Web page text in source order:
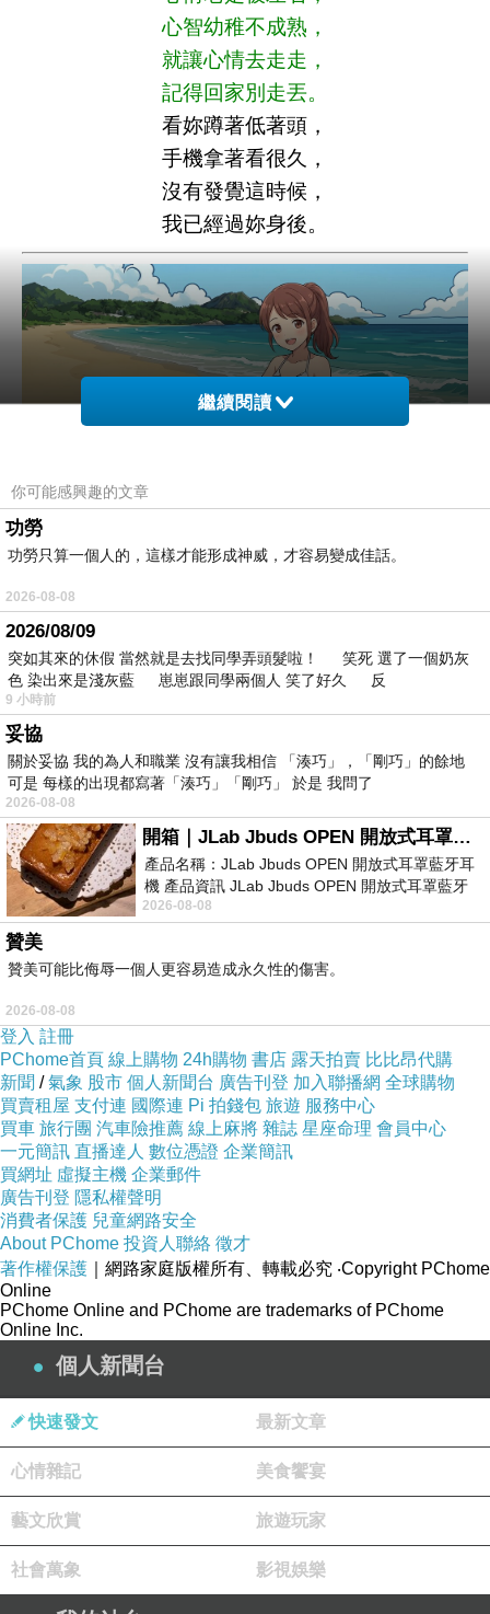
心智幼稚不成熟，
就讓心情去走走，
記得回家別走丟。
看妳蹲著低著頭，
手機拿著看很久，
沒有發覺這時候，
我已經過妳身後。
上一篇：希望
下一篇：我的陰暗面-醋意篇
繼續閱讀
你可能感興趣的文章
功勞
功勞只算一個人的，這樣才能形成神威，才容易變成佳話。
2026-08-08
2026/08/09
突如其來的休假 當然就是去找同學弄頭髮啦！ 笑死 選了一個奶灰
色 染出來是淺灰藍 崽崽跟同學兩個人 笑了好久 反
9 小時前
妥協
關於妥協 我的為人和職業 沒有讓我相信 「湊巧」，「剛巧」的餘地
可是 每樣的出現都寫著「湊巧」「剛巧」 於是 我問了
2026-08-08
開箱｜JLab Jbuds OPEN 開放式耳罩藍牙耳機 - 設計美學，輕巧、透氣、環境音全物理達成！
產品名稱：JLab Jbuds OPEN 開放式耳罩藍牙耳
機 產品資訊 JLab Jbuds OPEN 開放式耳罩藍牙
耳機評語：非常有特色，值得喜愛美型工
2026-08-08
贊美
贊美可能比侮辱一個人更容易造成永久性的傷害。
2026-08-08
登入 註冊
PChome首頁 線上購物 24h購物 書店 露天拍賣 比比昂代購
新聞 /氣象 股市 個人新聞台 廣告刊登 加入聯播網 全球購物
買賣租屋 支付連 國際連 Pi 拍錢包 旅遊 服務中心
買車 旅行團 汽車險推薦 線上麻將 雜誌 星座命理 會員中心
一元簡訊 直播達人 數位憑證 企業簡訊
買網址 虛擬主機 企業郵件
廣告刊登 隱私權聲明
消費者保護 兒童網路安全
About PChome 投資人聯絡 徵才
著作權保護 ｜網路家庭版權所有、轉載必究 ‧Copyright PChome
Online
PChome Online and PChome are trademarks of PChome
Online Inc.
個人新聞台
快速發文 最新文章
心情雜記 美食饗宴
藝文欣賞 旅遊玩家
社會萬象 影視娛樂